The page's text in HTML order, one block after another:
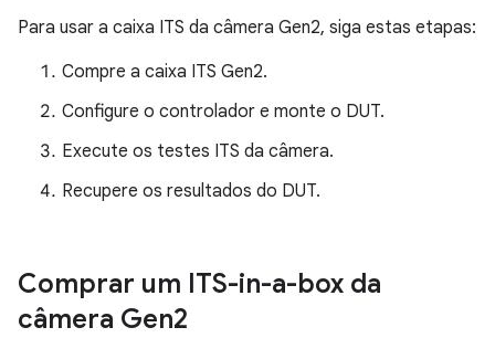
Para usar a caixa ITS da câmera Gen2, siga estas etapas:
Compre a caixa ITS Gen2.
Configure o controlador e monte o DUT.
Execute os testes ITS da câmera.
Recupere os resultados do DUT.
Comprar um ITS-in-a-box da
câmera Gen2